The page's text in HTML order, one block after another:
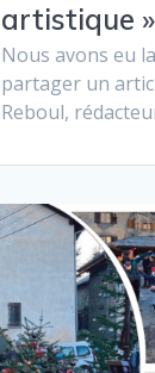
artistique »
Nous avons eu
partager un
Reboul,